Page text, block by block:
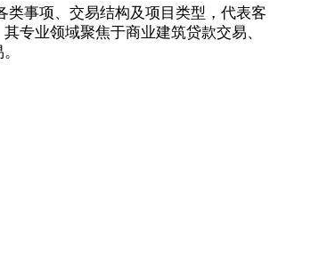
类事项、交易结构及项目类型，代表客
专业领域聚焦于商业建筑贷款交易、